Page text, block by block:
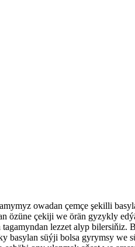
owadan çemçe şekilli
özüne çekiji we örän gyzykly
lezzet alyp bilersiňiz.
basylan süýji bolsa gyrymsy we